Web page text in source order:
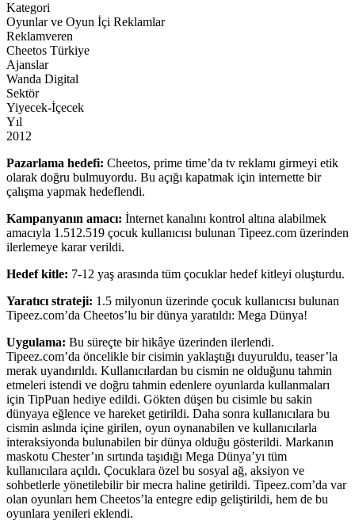
Kategori
Oyunlar ve Oyun İçi Reklamlar
Reklamveren
Cheetos Türkiye
Ajanslar
Wanda Digital
Sektör
Yiyecek-İçecek
Yıl
2012
Pazarlama hedefi: Cheetos, prime time’da tv reklamı girmeyi etik
olarak doğru bulmuyordu. Bu açığı kapatmak için internette bir
çalışma yapmak hedeflendi.
Kampanyanın amacı: İnternet kanalını kontrol altına alabilmek
amacıyla 1.512.519 çocuk kullanıcısı bulunan Tipeez.com üzerinden
ilerlemeye karar verildi.
Hedef kitle: 7-12 yaş arasında tüm çocuklar hedef kitleyi oluşturdu.
Yaratıcı strateji: 1.5 milyonun üzerinde çocuk kullanıcısı bulunan
Tipeez.com’da Cheetos’lu bir dünya yaratıldı: Mega Dünya!
Uygulama: Bu süreçte bir hikâye üzerinden ilerlendi.
Tipeez.com’da öncelikle bir cisimin yaklaştığı duyuruldu, teaser’la
merak uyandırıldı. Kullanıcılardan bu cismin ne olduğunu tahmin
etmeleri istendi ve doğru tahmin edenlere oyunlarda kullanmaları
için TipPuan hediye edildi. Gökten düşen bu cisimle bu sakin
dünyaya eğlence ve hareket getirildi. Daha sonra kullanıcılara bu
cismin aslında içine girilen, oyun oynanabilen ve kullanıcılarla
interaksiyonda bulunabilen bir dünya olduğu gösterildi. Markanın
maskotu Chester’ın sırtında taşıdığı Mega Dünya’yı tüm
kullanıcılara açıldı. Çocuklara özel bu sosyal ağ, aksiyon ve
sohbetlerle yönetilebilir bir mecra haline getirildi. Tipeez.com’da var
olan oyunları hem Cheetos’la entegre edip geliştirildi, hem de bu
oyunlara yenileri eklendi.